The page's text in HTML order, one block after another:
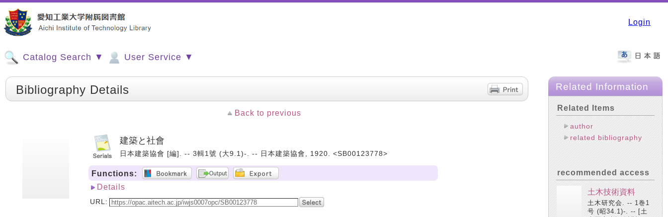
Login
Catalog Search ▼ User Service ▼
Bibliography Details
Back to previous
建築と社會
日本建築協會 [編]. -- 3輯1號 (大9.1)-. -- 日本建築協會, 1920. <SB00123778>
Functions:
Details
URL:
Related Information
Related Items
author
related bibliography
recommended access
土木技術資料
土木研究会. -- 1巻1
号 (昭34.1)-. -- [土